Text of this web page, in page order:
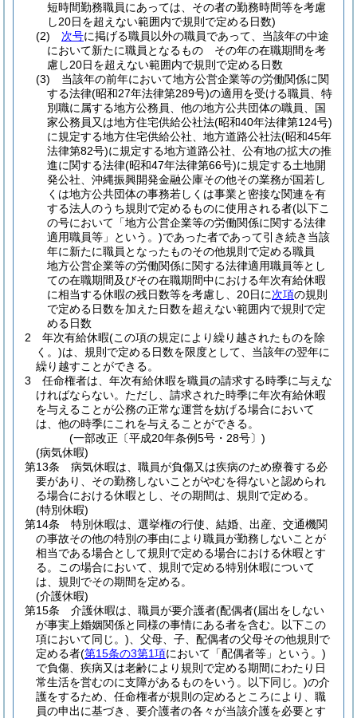
短時間勤務職員にあっては、その者の勤務時間等を考慮
し20日を超えない範囲内で規則で定める日数)
(2)
次号に掲げる職員以外の職員であって、当該年の中途
において新たに職員となるもの その年の在職期間を考
慮し20日を超えない範囲内で規則で定める日数
(3)
当該年の前年において地方公営企業等の労働関係に関
する法律(昭和27年法律第289号)の適用を受ける職員、特
別職に属する地方公務員、他の地方公共団体の職員、国
家公務員又は地方住宅供給公社法(昭和40年法律第124号)
に規定する地方住宅供給公社、地方道路公社法(昭和45年
法律第82号)に規定する地方道路公社、公有地の拡大の推
進に関する法律(昭和47年法律第66号)に規定する土地開
発公社、沖縄振興開発金融公庫その他その業務が国若し
くは地方公共団体の事務若しくは事業と密接な関連を有
する法人のうち規則で定めるものに使用される者(以下こ
の号において「地方公営企業等の労働関係に関する法律
適用職員等」という。)であった者であって引き続き当該
年に新たに職員となったものその他規則で定める職員
地方公営企業等の労働関係に関する法律適用職員等とし
ての在職期間及びその在職期間中における年次有給休暇
に相当する休暇の残日数等を考慮し、20日に次項の規則
で定める日数を加えた日数を超えない範囲内で規則で定
める日数
2
年次有給休暇(この項の規定により繰り越されたものを除
く。)は、規則で定める日数を限度として、当該年の翌年に
繰り越すことができる。
3
任命権者は、年次有給休暇を職員の請求する時季に与えな
ければならない。 ただし、請求された時季に年次有給休暇
を与えることが公務の正常な運営を妨げる場合において
は、他の時季にこれを与えることができる。
(一部改正〔平成20年条例5号・28号〕)
(病気休暇)
第13条
病気休暇は、職員が負傷又は疾病のため療養する必
要があり、その勤務しないことがやむを得ないと認められ
る場合における休暇とし、その期間は、規則で定める。
(特別休暇)
第14条
特別休暇は、選挙権の行使、結婚、出産、交通機関
の事故その他の特別の事由により職員が勤務しないことが
相当である場合として規則で定める場合における休暇とす
る。
この場合において、規則で定める特別休暇について
は、規則でその期間を定める。
(介護休暇)
第15条
介護休暇は、職員が要介護者(配偶者(届出をしない
が事実上婚姻関係と同様の事情にある者を含む。以下この
項において同じ。) 、父母、子、配偶者の父母その他規則で
定める者(第15条の3第1項において「配偶者等」という。)
で負傷、疾病又は老齢により規則で定める期間にわたり日
常生活を営むのに支障があるものをいう。以下同じ。)の介
護をするため、任命権者が規則の定めるところにより、職
員の申出に基づき、要介護者の各々が当該介護を必要とす